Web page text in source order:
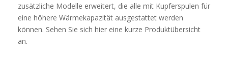
zusätzliche Modelle erweitert, die alle mit Kupferspulen für
eine höhere Wärmekapazität ausgestattet werden
können. Sehen Sie sich hier eine kurze Produktübersicht
an.